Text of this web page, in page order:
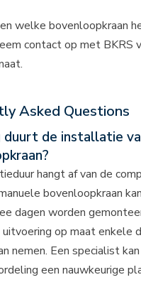
welke bovenloopkraan
contact op met BKRS
Asked Questions
duurt de installatie
hangt af van de
bovenloopkraan
dagen worden
op maat enkele
nemen. Een specialist
een nauwkeurige